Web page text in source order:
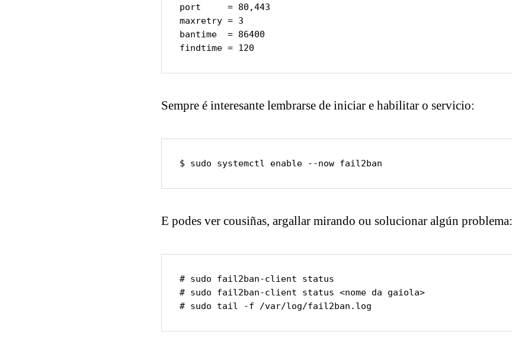
port     = 80,443
maxretry = 3
bantime  = 86400
findtime = 120
Sempre é interesante lembrarse de iniciar e habilitar o servicio:
$ sudo systemctl enable --now fail2ban
E podes ver cousiñas, argallar mirando ou solucionar algún problema:
# sudo fail2ban-client status
# sudo fail2ban-client status <nome da gaiola>
# sudo tail -f /var/log/fail2ban.log